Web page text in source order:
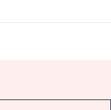
vyjádřit svou